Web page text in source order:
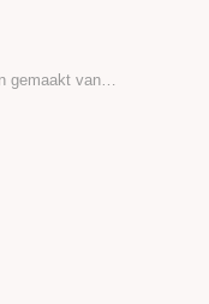
gemaakt van…